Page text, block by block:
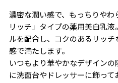
濃密な潤い感で、もっちりや
リッチ」タイプの薬用美白乳
ルを配合し、コクのあるリッ
感で満たします。
いつもより華やかなデザイン
に洗面台やドレッサーに飾って